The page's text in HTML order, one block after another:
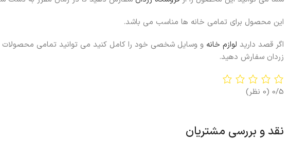
این محصول برای تمامی خانه ها مناسب می باشد.
اگر قصد دارید لوازم خانه و وسایل شخصی خود را کامل کنید می توانید تمامی محصولات
زردان سفارش دهید.
0/5 (0 نظر)
نقد و بررسی مشتریان